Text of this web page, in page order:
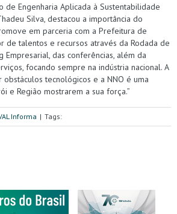
de Engenharia Aplicada à Sustentabilidade
Silva, destacou a importância do
em parceria com a Prefeitura de
de talentos e recursos através da Rodada de
Empresarial, das conferências, além da
focando sempre na indústria nacional. A
obstáculos tecnológicos e a NNO é uma
e Região mostrarem a sua força.”
Informa | Tags: